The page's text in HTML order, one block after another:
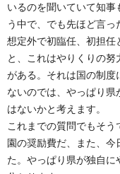
いるのを聞いていて知
う中で、でも先ほど言っ
想定外で初臨任、初担任
と、これはやりくりの
がある。それは国の制度
ないのでは、やっぱり
はないかと考えます。
これまでの質問でもそ
園の奨励費だ、また、今
た。やっぱり県が独自